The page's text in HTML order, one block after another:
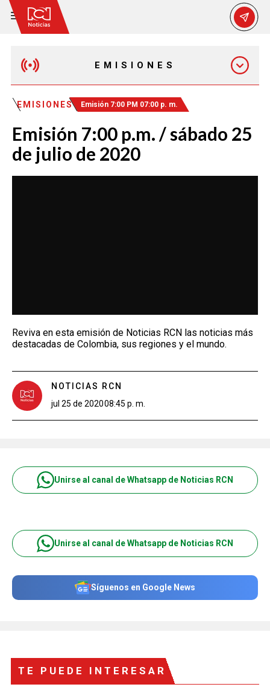
EMISIONES
MAÑANA EXPRESS
EMISIÓN 12:30 PM
EMISIONES Emisión 7:00 PM 07:00 p. m.
Emisión 7:00 p.m. / sábado 25
de julio de 2020
Reviva en esta emisión de Noticias RCN las noticias más
destacadas de Colombia, sus regiones y el mundo.
NOTICIAS RCN
jul 25 de 202008:45 p. m.
Unirse al canal de Whatsapp de Noticias RCN
Unirse al canal de Whatsapp de Noticias RCN
Síguenos en Google News
TE PUEDE INTERESAR